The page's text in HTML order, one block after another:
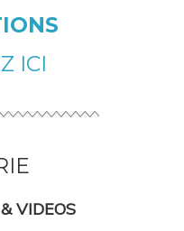
ICI
VIDEOS